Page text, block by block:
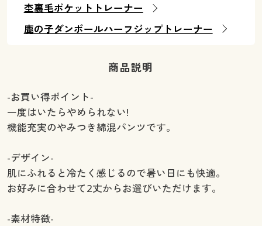
杢裏毛ポケットトレーナー
鹿の子ダンボールハーフジップトレーナー
商品説明
-お買い得ポイント-
一度はいたらやめられない!
機能充実のやみつき綿混パンツです。
-デザイン-
肌にふれると冷たく感じるので暑い日にも快適。
お好みに合わせて2丈からお選びいただけます。
-素材特徴-